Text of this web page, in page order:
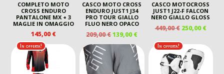
COMPLETO MOTO
CROSS ENDURO
PANTALONE MX + 3
MAGLIE IN OMAGGIO
145,00€
CASCO MOTO CROSS
ENDURO JUST1 J34
PRO TOUR GIALLO
FLUO NERO OPACO
209,00€IL
PREZZO
ORIGINALE
ERA:
209,00 €.
139,00€IL
PREZZO
ATTUALE
È:
139,00 €.
CASCO MOTOCROSS
JUST1 J22-F FALCON
NERO GIALLO GLOSS
449,00€ IL
ORIGINALE
ERA:
449,00 €.
250,00€IL
In offerta! In offerta!